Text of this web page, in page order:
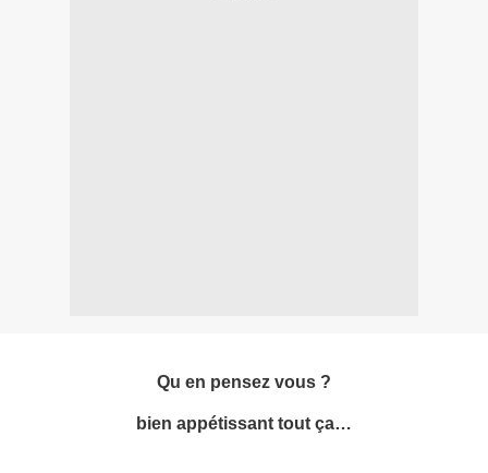
Qu en pensez vous ?
bien appétissant tout ça…